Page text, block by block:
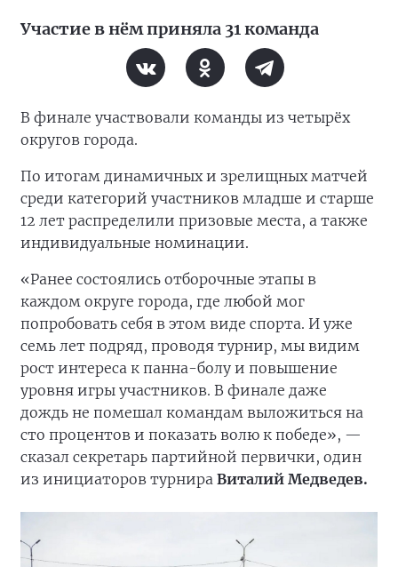
Участие в нём приняла 31 команда
В финале участвовали команды из четырёх
округов города.
По итогам динамичных и зрелищных матчей
среди категорий участников младше и старше
12 лет распределили призовые места, а также
индивидуальные номинации.
«Ранее состоялись отборочные этапы в
каждом округе города, где любой мог
попробовать себя в этом виде спорта. И уже
семь лет подряд, проводя турнир, мы видим
рост интереса к панна-болу и повышение
уровня игры участников. В финале даже
дождь не помешал командам выложиться на
сто процентов и показать волю к победе», —
сказал секретарь партийной первички, один
из инициаторов турнира Виталий Медведев.